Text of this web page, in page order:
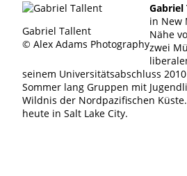
Gabriel Tallent
© Alex Adams Photography
Gabriel
in New
Nähe
zwei
seinem Universitätsabschluss
Sommer lang Gruppen mit
Wildnis der Nordpazifischen
heute in Salt Lake City.